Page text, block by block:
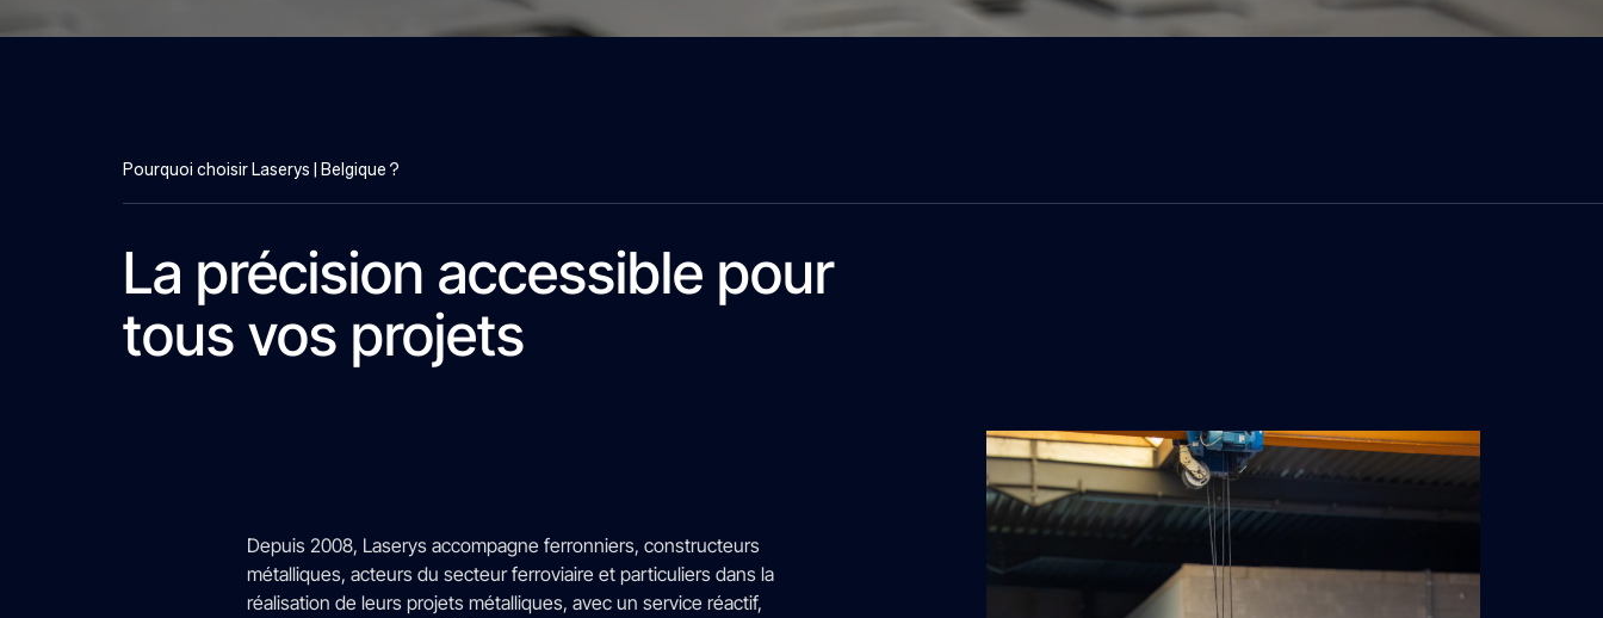
Pourquoi choisir Laserys | Belgique ?
La précision accessible pour
tous vos projets
Depuis 2008, Laserys accompagne ferronniers, constructeurs
métalliques, acteurs du secteur ferroviaire et particuliers dans la
réalisation de leurs projets métalliques, avec un service réactif,